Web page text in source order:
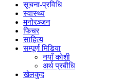
सूचना-प्रविधि
स्वास्थ्य
मनोरञ्जन
फिचर
साहित्य
सम्पूर्ण मिडिया
नयाँ कोशी
अर्थ प्रबीधि
खेलकुद